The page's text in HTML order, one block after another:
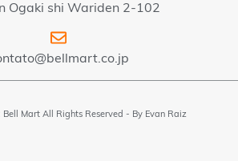
Ogaki shi Wariden 2-102
Mart All Rights Reserved - By Evan Raiz